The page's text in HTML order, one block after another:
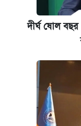
দীর্ঘ ষোল বছর